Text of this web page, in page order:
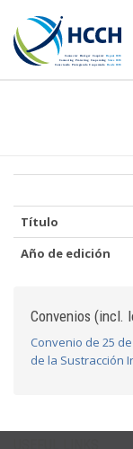
Título
Año de edición
Convenios (incl.
Convenio de 25
de la Sustracción